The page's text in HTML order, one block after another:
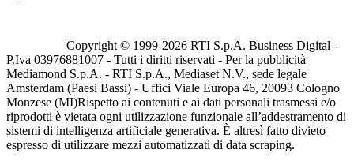
Copyright © 1999-2026 RTI S.p.A. Business Digital -
P.Iva 03976881007 - Tutti i diritti riservati - Per la pubblicità
Mediamond S.p.A. - RTI S.p.A., Mediaset N.V., sede legale
Amsterdam (Paesi Bassi) - Uffici Viale Europa 46, 20093 Cologno
Monzese (MI)Rispetto ai contenuti e ai dati personali trasmessi e/o
riprodotti è vietata ogni utilizzazione funzionale all’addestramento di
sistemi di intelligenza artificiale generativa. È altresì fatto divieto
espresso di utilizzare mezzi automatizzati di data scraping.